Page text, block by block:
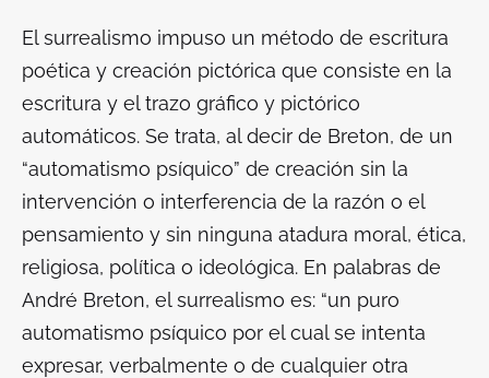
El surrealismo impuso un método de escritura
poética y creación pictórica que consiste en la
escritura y el trazo gráfico y pictórico
automáticos. Se trata, al decir de Breton, de un
“automatismo psíquico” de creación sin la
intervención o interferencia de la razón o el
pensamiento y sin ninguna atadura moral, ética,
religiosa, política o ideológica. En palabras de
André Breton, el surrealismo es: “un puro
automatismo psíquico por el cual se intenta
expresar, verbalmente o de cualquier otra